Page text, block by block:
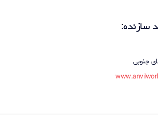
سازنده:
جنوبی